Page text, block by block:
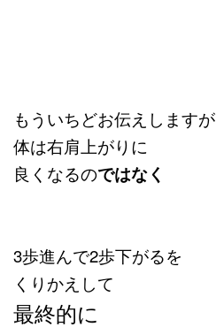
もういちどお伝えしますが
体は右肩上がりに
良くなるのではなく
3歩進んで2歩下がるを
くりかえして
最終的に